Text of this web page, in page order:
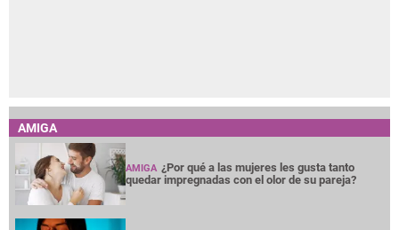
AMIGA
AMIGA ¿Por qué a las mujeres les gusta tanto
quedar impregnadas con el olor de su pareja?